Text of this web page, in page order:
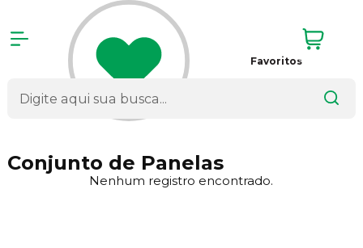
Favoritos
Conjunto de Panelas
Nenhum registro encontrado.